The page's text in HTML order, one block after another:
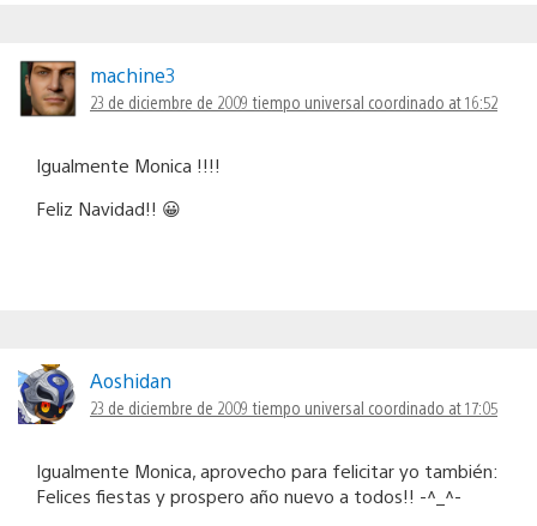
machine3
23 de diciembre de 2009 tiempo universal coordinado at 16:52
Igualmente Monica !!!!
Feliz Navidad!! 😀
Aoshidan
23 de diciembre de 2009 tiempo universal coordinado at 17:05
Igualmente Monica, aprovecho para felicitar yo también:
Felices fiestas y prospero año nuevo a todos!! -^_^-